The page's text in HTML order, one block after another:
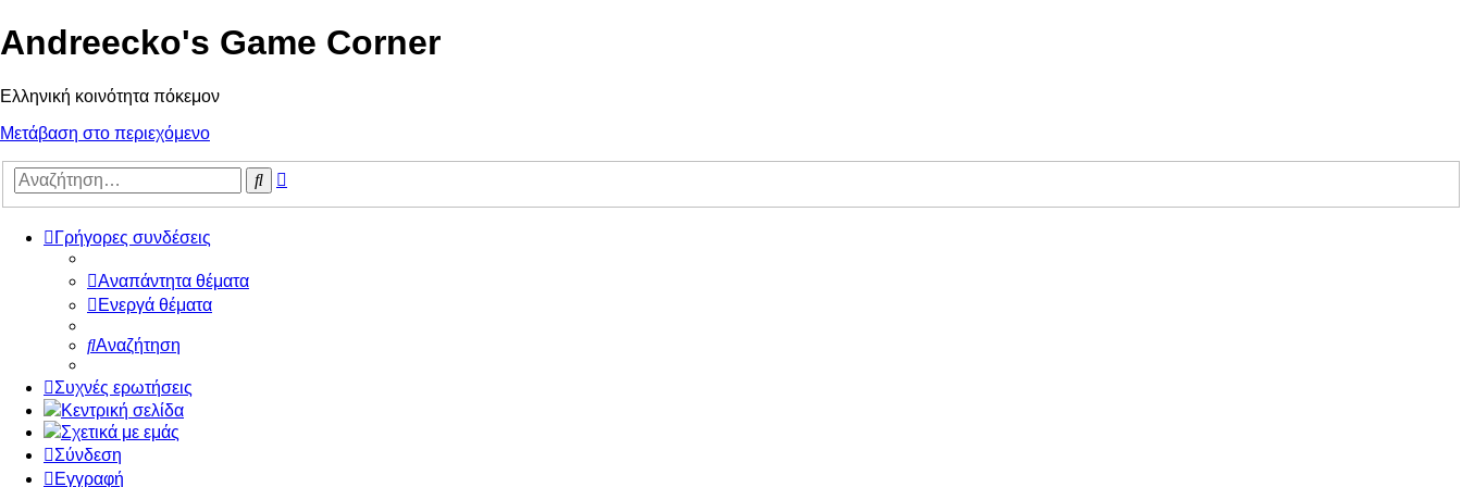
Andreecko's Game Corner
Ελληνική κοινότητα πόκεμον
Μετάβαση στο περιεχόμενο
Αναζήτηση
Γρήγορες συνδέσεις
Αναπάντητα θέματα
Ενεργά θέματα
Αναζήτηση
Συχνές ερωτήσεις
Κεντρική σελίδα
Σχετικά με εμάς
Σύνδεση
Εγγραφή